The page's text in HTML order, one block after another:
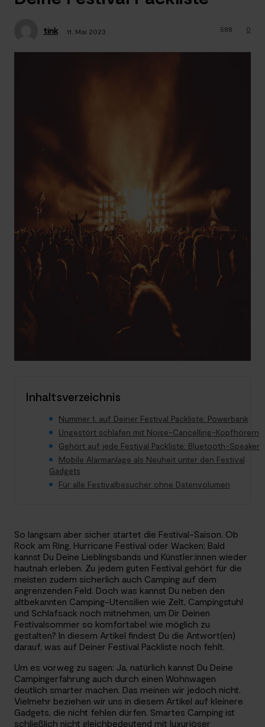
tink 11. Mai 2023 0
588
Inhaltsverzeichnis
Nummer 1. auf Deiner Festival Packliste: Powerbank
Ungestört schlafen mit Noise-Cancelling-Kopfhörern
Gehört auf jede Festival Packliste: Bluetooth-Speaker
Mobile Alarmanlage als Neuheit unter den Festival
Gadgets
Für alle Festivalbesucher ohne Datenvolumen
So langsam aber sicher startet die Festival-Saison. Ob
Rock am Ring, Hurricane Festival oder Wacken: Bald
kannst Du Deine Lieblingsbands und Künstler:innen wieder
hautnah erleben. Zu jedem guten Festival gehört für die
meisten zudem sicherlich auch Camping auf dem
angrenzenden Feld. Doch was kannst Du neben den
altbekannten Camping-Utensilien wie Zelt, Campingstuhl
und Schlafsack noch mitnehmen, um Dir Deinen
Festivalsommer so komfortabel wie möglich zu
gestalten? In diesem Artikel findest Du die Antwort(en)
darauf, was auf Deiner Festival Packliste noch fehlt.
Um es vorweg zu sagen: Ja, natürlich kannst Du Deine
Campingerfahrung auch durch einen Wohnwagen
deutlich smarter machen. Das meinen wir jedoch nicht.
Vielmehr beziehen wir uns in diesem Artikel auf kleinere
Gadgets, die nicht fehlen dürfen. Smartes Camping ist
schließlich nicht gleichbedeutend mit luxuriöser